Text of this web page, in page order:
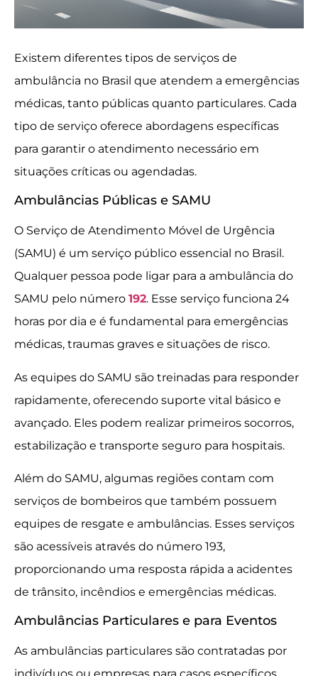
Existem diferentes tipos de serviços de
ambulância no Brasil que atendem a emergências
médicas, tanto públicas quanto particulares. Cada
tipo de serviço oferece abordagens específicas
para garantir o atendimento necessário em
situações críticas ou agendadas.
Ambulâncias Públicas e SAMU
O Serviço de Atendimento Móvel de Urgência
(SAMU) é um serviço público essencial no Brasil.
Qualquer pessoa pode ligar para a ambulância do
SAMU pelo número 192. Esse serviço funciona 24
horas por dia e é fundamental para emergências
médicas, traumas graves e situações de risco.
As equipes do SAMU são treinadas para responder
rapidamente, oferecendo suporte vital básico e
avançado. Eles podem realizar primeiros socorros,
estabilização e transporte seguro para hospitais.
Além do SAMU, algumas regiões contam com
serviços de bombeiros que também possuem
equipes de resgate e ambulâncias. Esses serviços
são acessíveis através do número 193,
proporcionando uma resposta rápida a acidentes
de trânsito, incêndios e emergências médicas.
Ambulâncias Particulares e para Eventos
As ambulâncias particulares são contratadas por